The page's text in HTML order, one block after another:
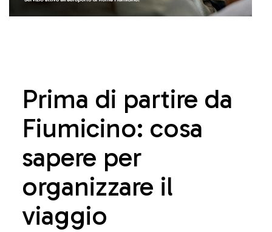
Prima di partire da
Fiumicino: cosa
sapere per
organizzare il
viaggio